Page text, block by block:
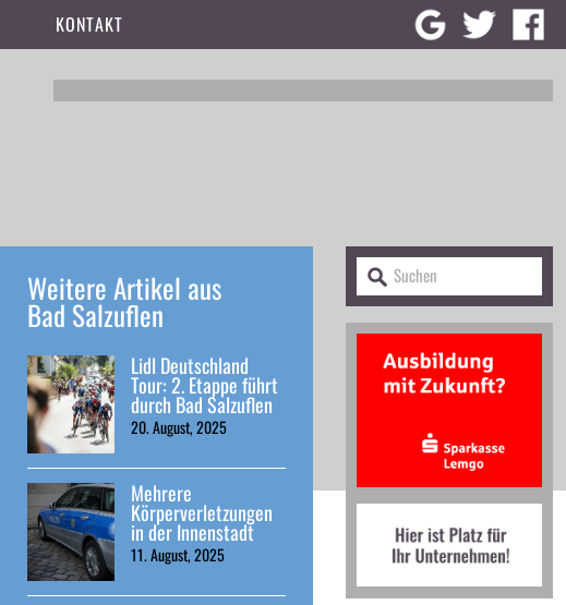
KONTAKT
Weitere Artikel aus
Bad Salzuflen
Lidl Deutschland
Tour: 2. Etappe führt
durch Bad Salzuflen
20. August, 2025
Mehrere
Körperverletzungen
in der Innenstadt
11. August, 2025